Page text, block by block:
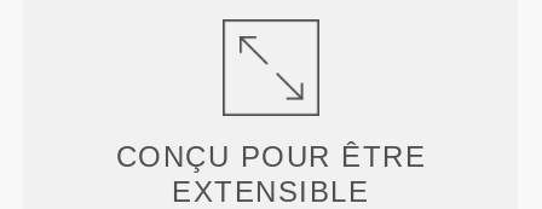
CONÇU POUR ÊTRE
EXTENSIBLE